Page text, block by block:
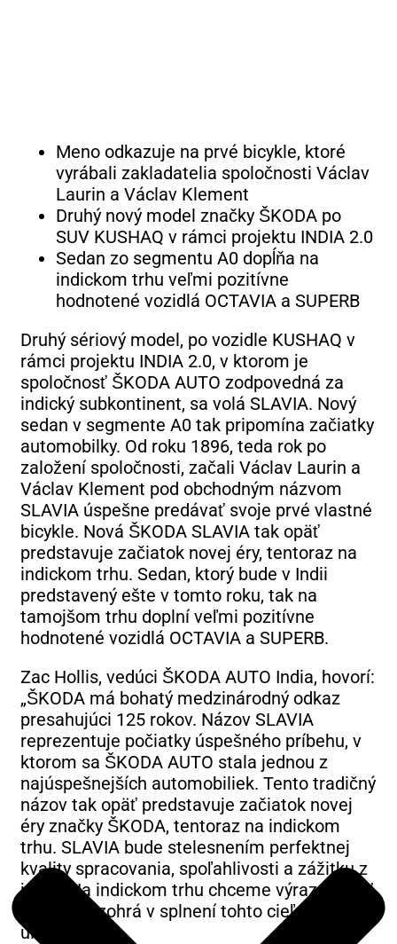
Meno odkazuje na prvé bicykle, ktoré
vyrábali zakladatelia spoločnosti Václav
Laurin a Václav Klement
Druhý nový model značky ŠKODA po
SUV KUSHAQ v rámci projektu INDIA 2.0
Sedan zo segmentu A0 dopĺňa na
indickom trhu veľmi pozitívne
hodnotené vozidlá OCTAVIA a SUPERB
Druhý sériový model, po vozidle KUSHAQ v
rámci projektu INDIA 2.0, v ktorom je
spoločnosť ŠKODA AUTO zodpovedná za
indický subkontinent, sa volá SLAVIA. Nový
sedan v segmente A0 tak pripomína začiatky
automobilky. Od roku 1896, teda rok po
založení spoločnosti, začali Václav Laurin a
Václav Klement pod obchodným názvom
SLAVIA úspešne predávať svoje prvé vlastné
bicykle. Nová ŠKODA SLAVIA tak opäť
predstavuje začiatok novej éry, tentoraz na
indickom trhu. Sedan, ktorý bude v Indii
predstavený ešte v tomto roku, tak na
tamojšom trhu doplní veľmi pozitívne
hodnotené vozidlá OCTAVIA a SUPERB.
Zac Hollis, vedúci ŠKODA AUTO India, hovorí:
„ŠKODA má bohatý medzinárodný odkaz
presahujúci 125 rokov. Názov SLAVIA
reprezentuje počiatky úspešného príbehu, v
ktorom sa ŠKODA AUTO stala jednou z
najúspešnejších automobiliek. Tento tradičný
názov tak opäť predstavuje začiatok novej
éry značky ŠKODA, tentoraz na indickom
trhu. SLAVIA bude stelesnením perfektnej
kvality spracovania, spoľahlivosti a zážitku z
jazdy. Na indickom trhu chceme výrazne rásť
a SLAVIA zohrá v splnení tohto cieľa kľúčovú
úlohu.“